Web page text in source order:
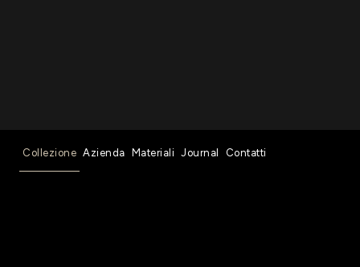
Collezione Azienda Materiali Journal Contatti